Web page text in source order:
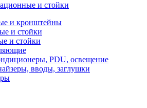
и стойки
и кронштейны
и стойки
и стойки
PDU, освещение
вводы, заглушки